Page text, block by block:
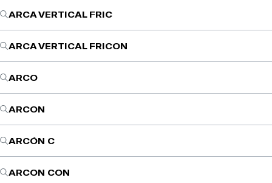
ARCA VERTICAL FRIC
ARCA VERTICAL FRICON
ARCO
ARCON
ARCÓN C
ARCON CON